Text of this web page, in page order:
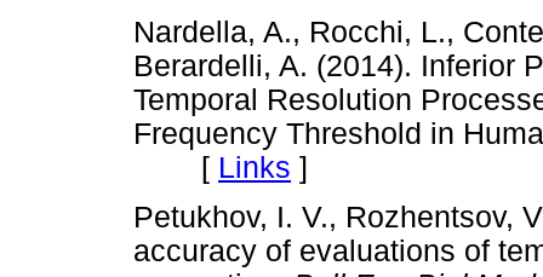
Nardella, A., Rocchi, L.,
Berardelli, A. (2014). Inferior
Temporal Resolution
Frequency Threshold in
[ Links ]
Petukhov, I. V., Rozhentsov,
accuracy of evaluations of